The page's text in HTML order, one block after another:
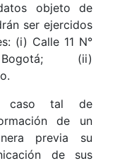
objeto de
ser ejercidos
(i) Calle 11 N°
(ii)
caso tal de
de un
previa su
de sus